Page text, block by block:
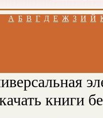
А Б В Г Д Е Ж З И Й
книги